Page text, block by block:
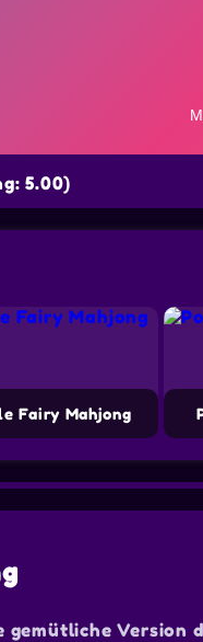
5.00)
Fairy Mahjong
gemütliche Version